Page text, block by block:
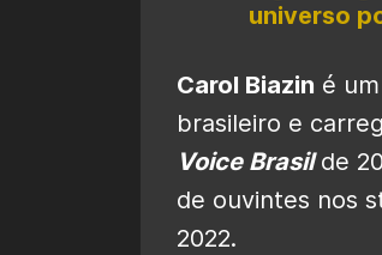
universo
Carol Biazin é
brasileiro e
Voice Brasilde
de ouvintes nos
2022.